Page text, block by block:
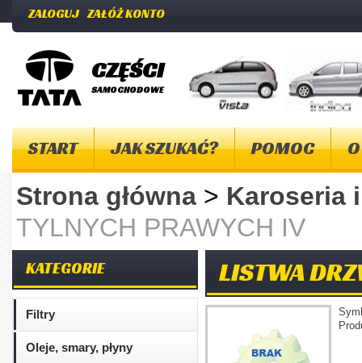
ZALOGUJ ZAŁÓŻ KONTO
CZĘŚCI
SAMOCHODOWE
START JAK SZUKAĆ? POMOC
Strona główna > Karoseria
TYLNYCH PRAWYCH IV
KATEGORIE
Filtry
Oleje, smary, płyny
LISTWA